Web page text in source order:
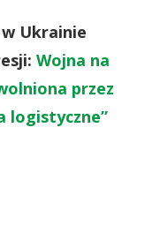
Ukrainie
Wojna na
przez
logistyczne”